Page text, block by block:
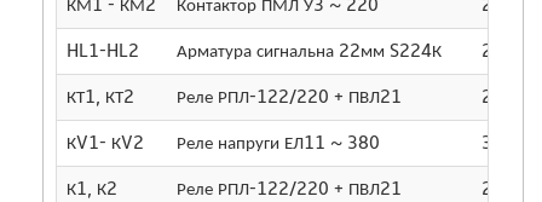
КМ1 - КМ2 Контактор ПМЛ У3 ~ 220 2
HL1-HL2 Арматура сигнальна 22мм S224К 2
КТ1, КТ2 Реле РПЛ-122/220 + ПВЛ21 2
КV1- КV2 Реле напруги ЕЛ11 ~ 380 3
К1, К2 Реле РПЛ-122/220 + ПВЛ21 2